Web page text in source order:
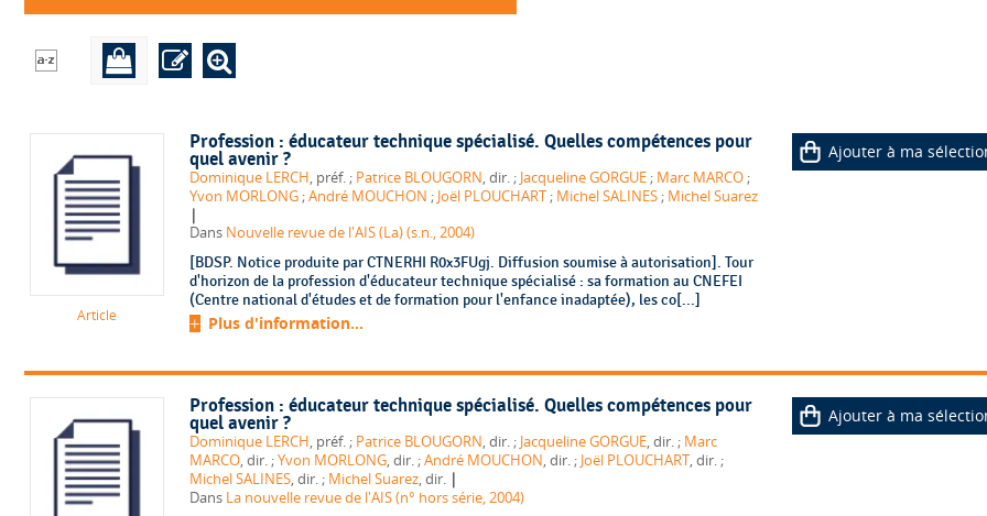
Article
Profession : éducateur technique spécialisé. Quelles compétences pour
quel avenir ?
Dominique LERCH , préf. ; Patrice BLOUGORN , dir. ; Jacqueline GORGUE ; Marc MARCO ;
Yvon MORLONG ;André MOUCHON ; Joël PLOUCHART ; Michel SALINES ; Michel Suarez
|
Dans Nouvelle revue de l'AIS (La) (s.n., 2004)
[BDSP. Notice produite par CTNERHI R0x3FUgj. Diffusion soumise à autorisation]. Tour
d'horizon de la profession d'éducateur technique spécialisé : sa formation au CNEFEI
(Centre national d'études et de formation pour l'enfance inadaptée), les co[...]
Plus d'information...
Ajouter à ma
Profession : éducateur technique spécialisé. Quelles compétences pour
quel avenir ?
Dominique LERCH , préf. ; Patrice BLOUGORN , dir. ; Jacqueline GORGUE , dir. ; Marc
MARCO
, dir. ;Yvon MORLONG , dir. ;André MOUCHON , dir. ; Joël PLOUCHART
, dir. ;
Michel SALINES
, dir. ; Michel Suarez, dir. |
Dans La nouvelle revue de l'AIS (n° hors série, 2004)
Ajouter à ma